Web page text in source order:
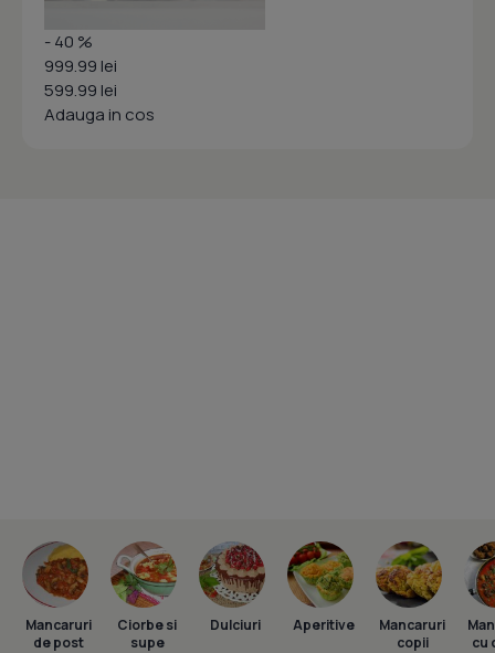
- 40 %
999.99 lei
599.99 lei
Adauga in cos
Mancaruri
de post
Ciorbe si
supe
Dulciuri Aperitive
Mancaruri
copii
cu